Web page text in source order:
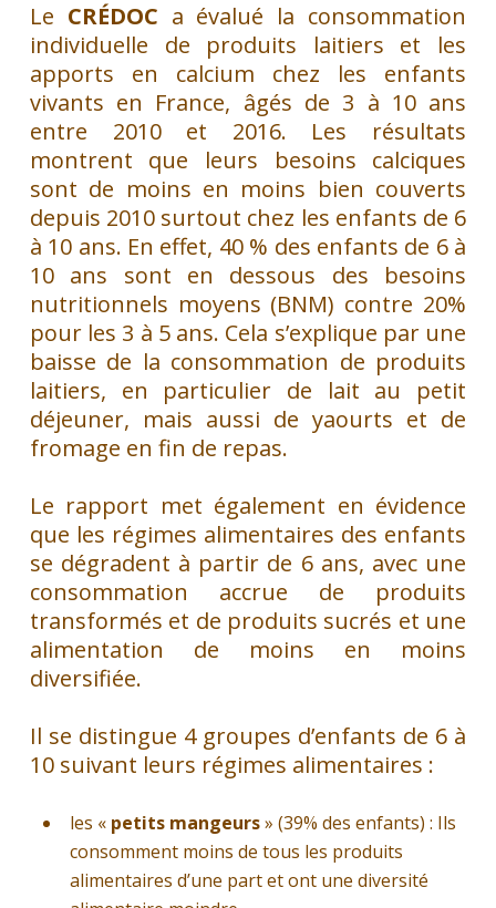
Le CRÉDOC a évalué la consommation
individuelle de produits laitiers et les
apports en calcium chez les enfants
vivants en France, âgés de 3 à 10 ans
entre 2010 et 2016. Les résultats
montrent que leurs besoins calciques
sont de moins en moins bien couverts
depuis 2010 surtout chez les enfants de 6
à 10 ans. En effet, 40 % des enfants de 6 à
10 ans sont en dessous des besoins
nutritionnels moyens (BNM) contre 20%
pour les 3 à 5 ans. Cela s’explique par une
baisse de la consommation de produits
laitiers, en particulier de lait au petit
déjeuner, mais aussi de yaourts et de
fromage en fin de repas.
Le rapport met également en évidence
que les régimes alimentaires des enfants
se dégradent à partir de 6 ans, avec une
consommation accrue de produits
transformés et de produits sucrés et une
alimentation de moins en moins
diversifiée.
Il se distingue 4 groupes d’enfants de 6 à
10 suivant leurs régimes alimentaires :
les « petits mangeurs» (39% des enfants) : Ils
consomment moins de tous les produits
alimentaires d’une part et ont une diversité